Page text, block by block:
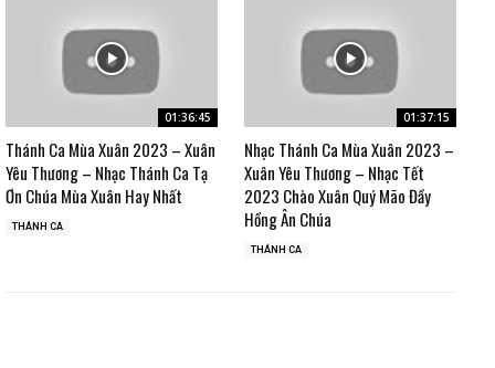
01:36:45
Thánh Ca Mùa Xuân 2023 – Xuân
Yêu Thương – Nhạc Thánh Ca Tạ
Ơn Chúa Mùa Xuân Hay Nhất
THÁNH CA
01:37:15
Nhạc Thánh Ca Mùa Xuân 2023 –
Xuân Yêu Thương – Nhạc Tết
2023 Chào Xuân Quý Mão Đầy
Hồng Ân Chúa
THÁNH CA